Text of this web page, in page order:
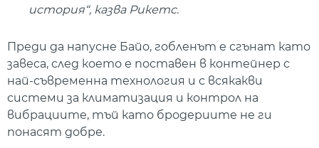
история“, казва Рикетс.
Преди да напусне Байо, гобленът е сгънат като
завеса, след което е поставен в контейнер с
най-съвременна технология и с всякакви
системи за климатизация и контрол на
вибрациите, тъй като бродериите не ги
понасят добре.